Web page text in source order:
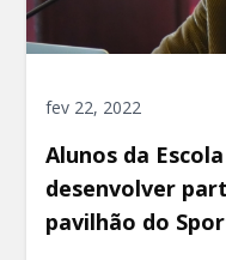
fev 22, 2022
Alunos da
desenvolver
pavilhão do